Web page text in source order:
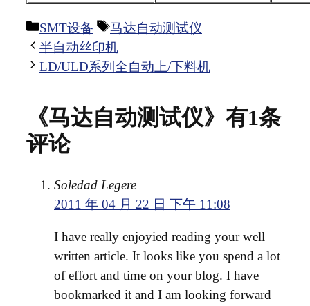
分
类
SMT设备
标
签
马达自动测试仪
半自动丝印机
LD/ULD系列全自动上/下料机
《马达自动测试仪》有1条
评论
Soledad Legere
2011 年 04 月 22 日 下午 11:08
I have really enjoyied reading your well
written article. It looks like you spend a lot
of effort and time on your blog. I have
bookmarked it and I am looking forward